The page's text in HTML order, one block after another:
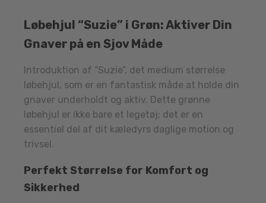
Løbehjul “Suzie” i Grøn: Aktiver Din
Gnaver på en Sjov Måde
Introduktion af “Suzie”, det medium størrelse
løbehjul, som er en fantastisk måde at holde din
gnaver underholdt og aktiv. Dette grønne
løbehjul er ikke bare et legetøj; det er en
essentiel del af dit kæledyrs daglige motion og
trivsel.
Perfekt Størrelse for Komfort og
Sikkerhed